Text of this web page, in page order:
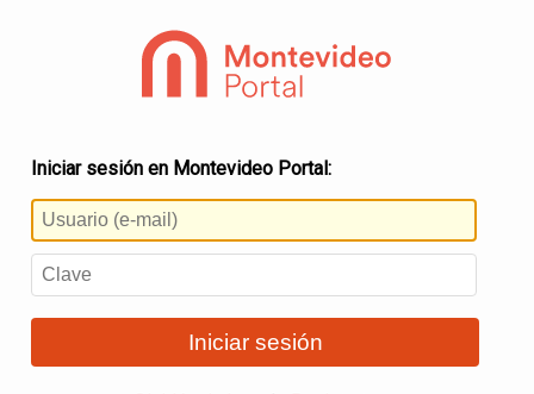
Iniciar sesión en Montevideo Portal:
Iniciar sesión